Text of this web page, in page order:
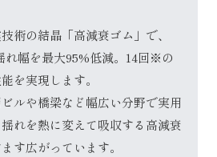
術の結晶「高減衰ゴム」で、
幅を最大95%低減。14回※の
を実現します。
ルや橋梁など幅広い分野で実用
れを熱に変えて吸収する高減衰
す広がっています。